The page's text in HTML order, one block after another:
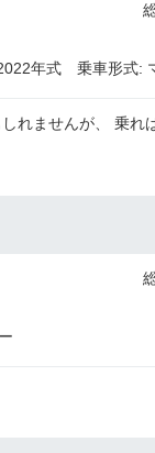
年式
乗車形式:
れませんが、 乗れ